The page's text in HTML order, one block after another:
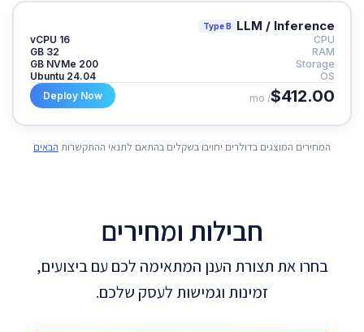
LLM / Inference
Type B
CPU
16 vCPU
RAM
32 GB
Storage
200 GB NVMe
OS
Ubuntu 24.04
$412.00
/ mo
Deploy Now
המחירים המוצגים בדולרים יחויבו בשקלים בהתאם לתנאי ההתקשרות הבאים
חבילות ומחירים
בחרו את תצורת הענן המתאימה לכם עם ביצועים,
זמינות וגמישות לעסק שלכם.